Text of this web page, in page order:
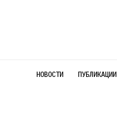
НОВОСТИ ПУБЛИКАЦИИ